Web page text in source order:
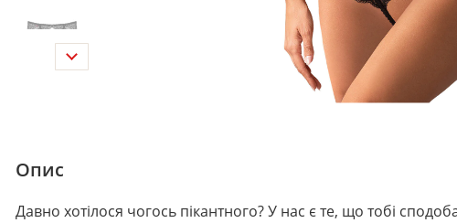
Опис
Давно хотілося чогось пікантного? У нас є те, що тобі